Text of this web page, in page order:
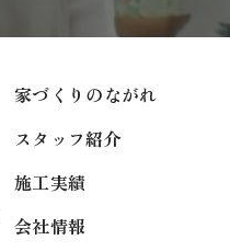
家づくりのながれ
スタッフ紹介
施工実績
会社情報